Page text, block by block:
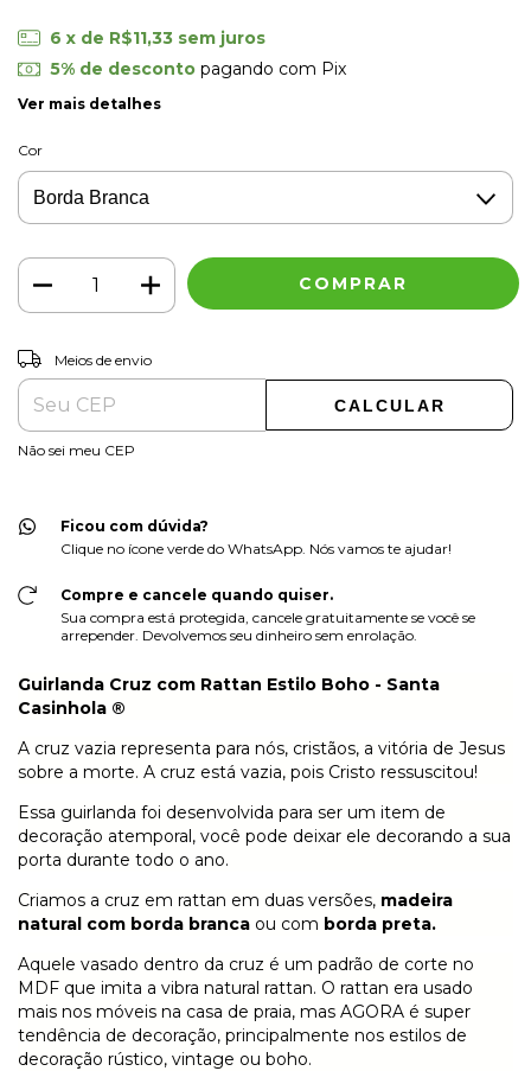
6 x de R$11,33 sem juros
5% de descontopagando com Pix
Ver mais detalhes
Cor
Entregas para o CEP:
Meios de envio
CALCULAR
Não sei meu CEP
Ficou com dúvida?
Clique no ícone verde do WhatsApp. Nós vamos te ajudar!
Compre e cancele quando quiser.
Sua compra está protegida, cancele gratuitamente se você se
arrepender. Devolvemos seu dinheiro sem enrolação.
Guirlanda Cruz com Rattan Estilo Boho - Santa
Casinhola ®
A cruz vazia representa para nós, cristãos, a vitória de Jesus
sobre a morte. A cruz está vazia, pois Cristo ressuscitou!
Essa guirlanda foi desenvolvida para ser um item de
decoração atemporal, você pode deixar ele decorando a sua
porta durante todo o ano.
Criamos a cruz em rattan em duas versões, madeira
natural com borda branca ou com borda preta.
Aquele vasado dentro da cruz é um padrão de corte no
MDF que imita a vibra natural rattan. O rattan era usado
mais nos móveis na casa de praia, mas AGORA é super
tendência de decoração, principalmente nos estilos de
decoração rústico, vintage ou boho.